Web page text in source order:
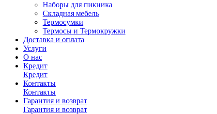
Наборы для пикника
Складная мебель
Термосумки
Термосы и Термокружки
Доставка и оплата
Услуги
О нас
Кредит
Кредит
Контакты
Контакты
Гарантия и возврат
Гарантия и возврат